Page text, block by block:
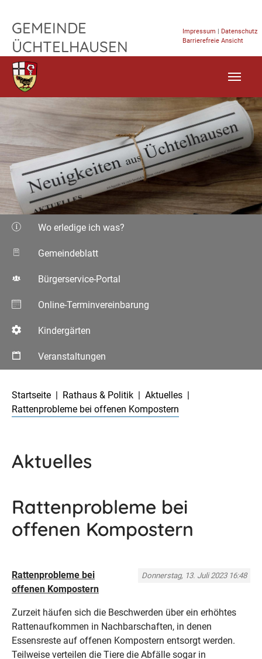
GEMEINDE
ÜCHTELHAUSEN
Impressum | Datenschutz
Barrierefreie Ansicht
Wo erledige ich was?
Gemeindeblatt
Bürgerservice-Portal
Online-Terminvereinbarung
Kindergärten
Veranstaltungen
Startseite
Rathaus & Politik
Aktuelles
Rattenprobleme bei offenen Kompostern
Aktuelles
Rattenprobleme bei
offenen Kompostern
Donnerstag, 13. Juli 2023 16:48
Rattenprobleme bei
offenen Kompostern
Zurzeit häufen sich die Beschwerden über ein erhöhtes
Rattenaufkommen in Nachbarschaften, in denen
Essensreste auf offenen Kompostern entsorgt werden.
Teilweise verteilen die Tiere die Abfälle sogar in